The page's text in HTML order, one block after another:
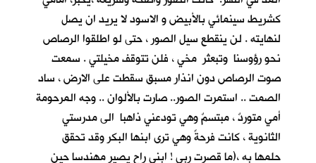
كشريط سينمائي بالأبيض و الاسود لا يريد ان يصل
لنهايته . لن ينقطع سيل الصور ، حتى لو اطلقوا الرصاص
نحو رؤوسنا وتبعثر مخي ، فلن تتوقف مخيلتي . سمعت
صوت الرصاص دون انذار مسبق سقطت على الارض ، ساد
الصمت .. استمرت الصور.. صارت بالألوان .. وجه المرحومة
أمي متوردٌ ، مبتسمٌ وهي تودعني ذاهبا الى مدرستي
الثانوية ، كانت فرحةً وهي ترى ابنها البكر وقد تحقق
حلمها به ،(ما قصرت ربي ! ابني راح يصير مهندسا حين